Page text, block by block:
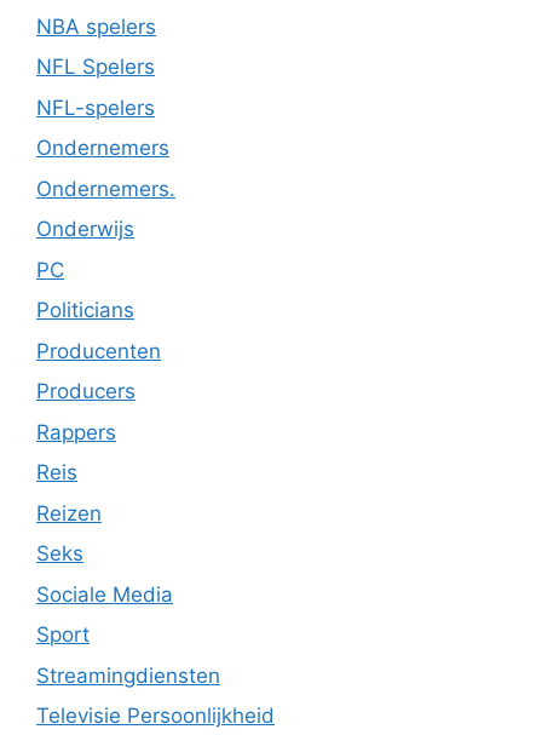
NBA spelers
NFL Spelers
NFL-spelers
Ondernemers
Ondernemers.
Onderwijs
PC
Politicians
Producenten
Producers
Rappers
Reis
Reizen
Seks
Sociale Media
Sport
Streamingdiensten
Televisie Persoonlijkheid